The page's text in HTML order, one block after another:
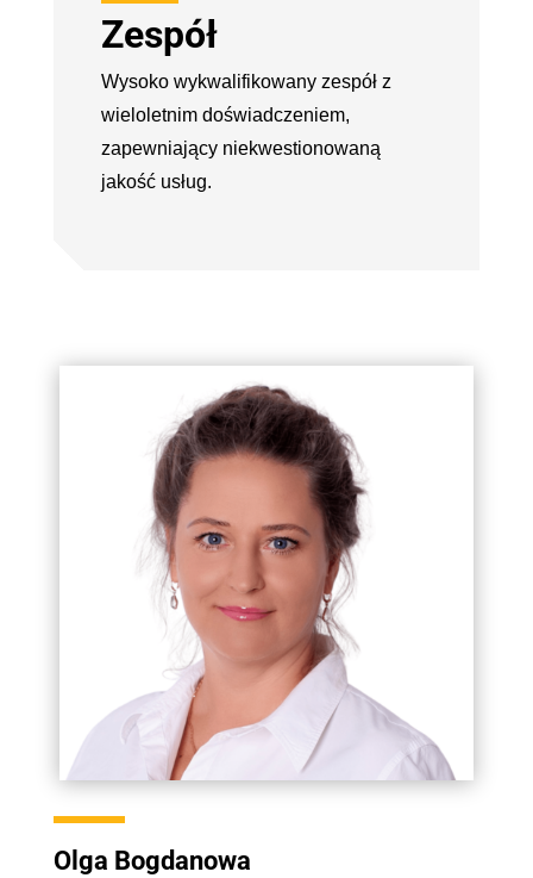
Zespół
Wysoko wykwalifikowany zespół z
wieloletnim doświadczeniem,
zapewniający niekwestionowaną
jakość usług.
Olga Bogdanowa